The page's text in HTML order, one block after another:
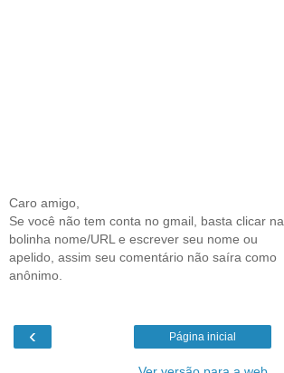
Caro amigo,
Se você não tem conta no gmail, basta clicar na
bolinha nome/URL e escrever seu nome ou
apelido, assim seu comentário não saíra como
anônimo.
‹ Página inicial